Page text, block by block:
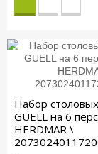
Набор
GUELL на 6
HERDMAR \